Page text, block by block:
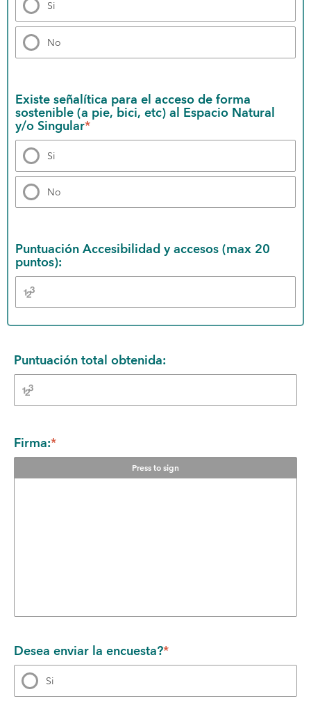
Si
No
Existe señalítica para el acceso de forma
sostenible (a pie, bici, etc) al Espacio Natural
y/o Singular*
Si
No
Puntuación Accesibilidad y accesos (max 20
puntos):
Puntuación total obtenida:
Firma:*
Press to sign
Desea enviar la encuesta?*
Si